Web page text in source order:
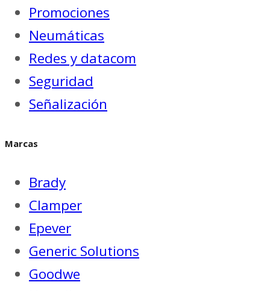
Promociones
Neumáticas
Redes y datacom
Seguridad
Señalización
Marcas
Brady
Clamper
Epever
Generic Solutions
Goodwe